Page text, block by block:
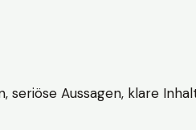
Aussagen, klare